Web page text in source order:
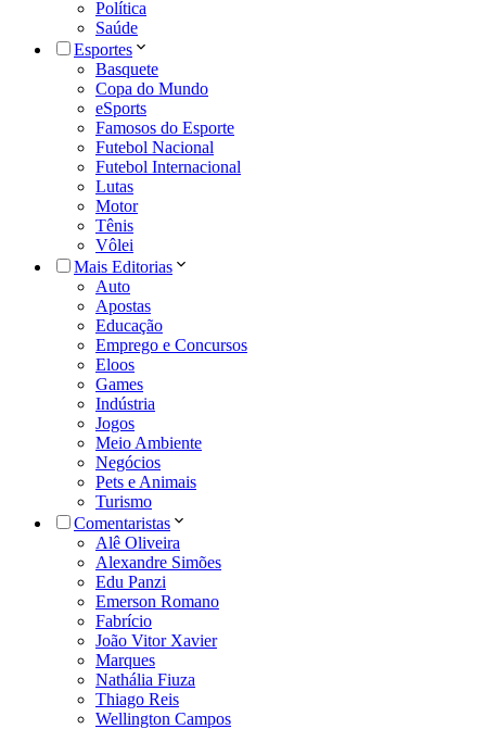
Política
Saúde
Esportes
Basquete
Copa do Mundo
eSports
Famosos do Esporte
Futebol Nacional
Futebol Internacional
Lutas
Motor
Tênis
Vôlei
Mais Editorias
Auto
Apostas
Educação
Emprego e Concursos
Eloos
Games
Indústria
Jogos
Meio Ambiente
Negócios
Pets e Animais
Turismo
Comentaristas
Alê Oliveira
Alexandre Simões
Edu Panzi
Emerson Romano
Fabrício
João Vitor Xavier
Marques
Nathália Fiuza
Thiago Reis
Wellington Campos